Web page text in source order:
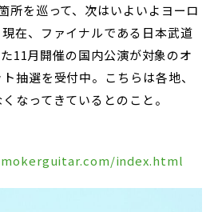
所を巡って、次はいよいよヨーロ
在、ファイナルである日本武道
11月開催の国内公演が対象のオ
抽選を受付中。こちらは各地、
なってきているとのこと。
index.html